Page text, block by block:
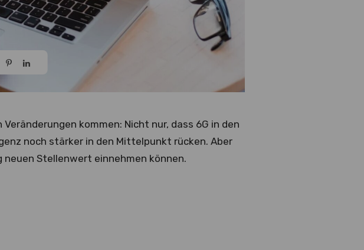
kommen: Nicht nur, dass 6G in den
noch stärker in den Mittelpunkt rücken. Aber
Stellenwert einnehmen können.